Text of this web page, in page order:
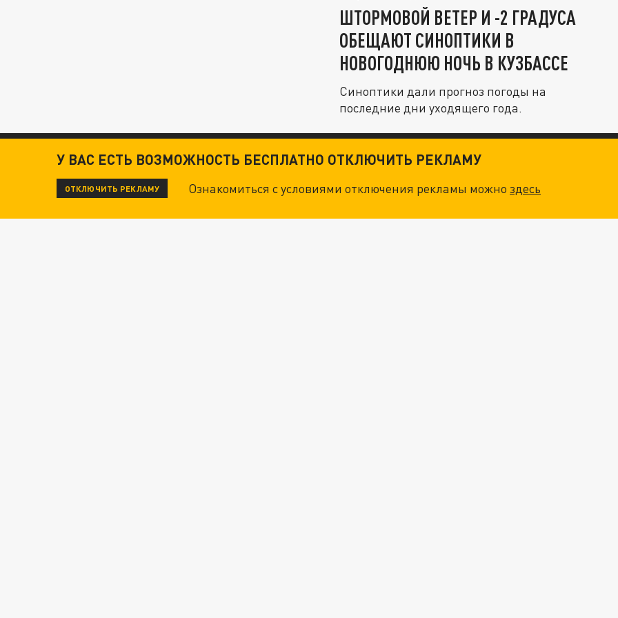
ШТОРМОВОЙ ВЕТЕР И -2 ГРАДУСА
ОБЕЩАЮТ СИНОПТИКИ В
НОВОГОДНЮЮ НОЧЬ В КУЗБАССЕ
Синоптики дали прогноз погоды на
последние дни уходящего года.
У ВАС ЕСТЬ ВОЗМОЖНОСТЬ БЕСПЛАТНО ОТКЛЮЧИТЬ РЕКЛАМУ
ОТКЛЮЧИТЬ РЕКЛАМУ Ознакомиться с условиями отключения рекламы можноздесь